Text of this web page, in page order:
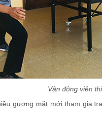
Vận động viên
gương mặt mới tham gia